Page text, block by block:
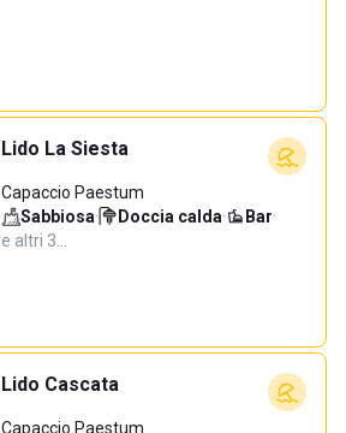
Lido La Siesta
Capaccio Paestum
Sabbiosa· Doccia calda· Bar·
e altri 3…
Lido Cascata
Capaccio Paestum